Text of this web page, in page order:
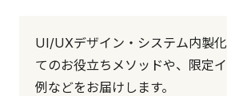
UI/UXデザイン・システム内製
てのお役立ちメソッドや、限定
例などをお届けします。